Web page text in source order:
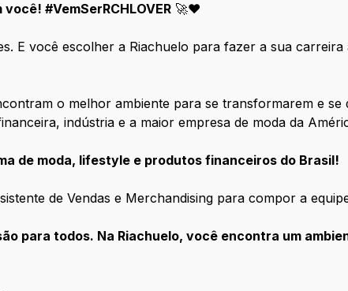
#VemSerRCHLOVER 🚀❤️
E você escolher a Riachuelo para fazer a sua
o melhor ambiente para se transformarem e
indústria e a maior empresa de moda da
de moda, lifestyle e produtos financeiros do Brasil!
de Vendas e Merchandising para compor a
para todos. Na Riachuelo, você encontra um